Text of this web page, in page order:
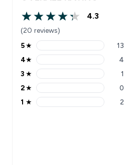
4.3 out of 5 stars
4.3
(20 reviews)
5 stars rating 13 reviews
5★ 13
4 stars rating 4 reviews
4★ 4
3 stars rating 1 reviews
3 ★ 1
2 stars rating 0 reviews
2★ 0
1 stars rating 2 reviews
1 ★ 2